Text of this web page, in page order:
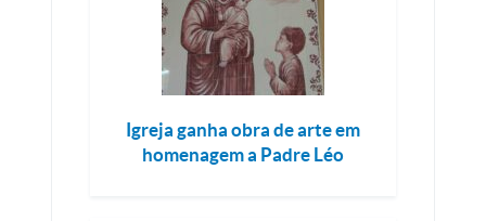
Igreja ganha obra de arte em
homenagem a Padre Léo